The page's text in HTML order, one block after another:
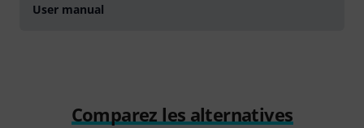
User manual
Comparez les alternatives